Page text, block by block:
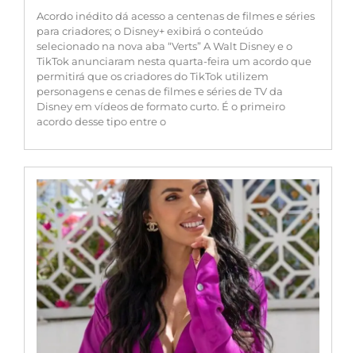
Acordo inédito dá acesso a centenas de filmes e séries
para criadores; o Disney+ exibirá o conteúdo
selecionado na nova aba “Verts” A Walt Disney e o
TikTok anunciaram nesta quarta-feira um acordo que
permitirá que os criadores do TikTok utilizem
personagens e cenas de filmes e séries de TV da
Disney em vídeos de formato curto. É o primeiro
acordo desse tipo entre o